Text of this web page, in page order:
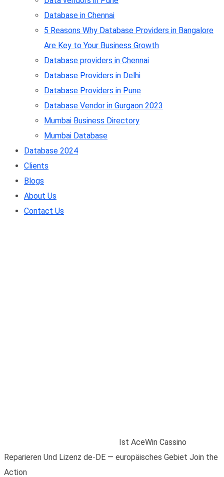
Database in Chennai
5 Reasons Why Database Providers in Bangalore
Are Key to Your Business Growth
Database providers in Chennai
Database Providers in Delhi
Database Providers in Pune
Database Vendor in Gurgaon 2023
Mumbai Business Directory
Mumbai Database
Database 2024
Clients
Blogs
About Us
Contact Us
Ist AceWin Cassino
Reparieren Und Lizenz de-DE — europäisches Gebiet Join the
Action